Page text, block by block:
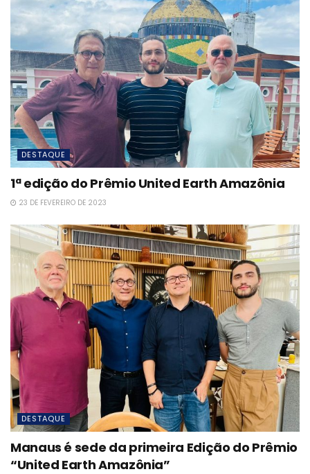
DESTAQUE
1ª edição do Prêmio United Earth Amazônia
23 DE FEVEREIRO DE 2023
DESTAQUE
Manaus é sede da primeira Edição do Prêmio
“United Earth Amazônia”